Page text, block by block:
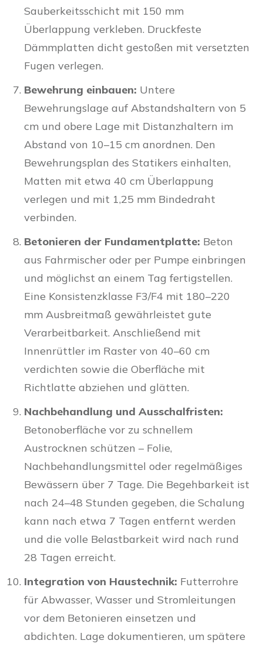
Sauberkeitsschicht mit 150 mm
Überlappung verkleben. Druckfeste
Dämmplatten dicht gestoßen mit versetzten
Fugen verlegen.
Bewehrung einbauen: Untere
Bewehrungslage auf Abstandshaltern von 5
cm und obere Lage mit Distanzhaltern im
Abstand von 10–15 cm anordnen. Den
Bewehrungsplan des Statikers einhalten,
Matten mit etwa 40 cm Überlappung
verlegen und mit 1,25 mm Bindedraht
verbinden.
Betonieren der Fundamentplatte: Beton
aus Fahrmischer oder per Pumpe einbringen
und möglichst an einem Tag fertigstellen.
Eine Konsistenzklasse F3/F4 mit 180–220
mm Ausbreitmaß gewährleistet gute
Verarbeitbarkeit. Anschließend mit
Innenrüttler im Raster von 40–60 cm
verdichten sowie die Oberfläche mit
Richtlatte abziehen und glätten.
Nachbehandlung und Ausschalfristen:
Betonoberfläche vor zu schnellem
Austrocknen schützen – Folie,
Nachbehandlungsmittel oder regelmäßiges
Bewässern über 7 Tage. Die Begehbarkeit ist
nach 24–48 Stunden gegeben, die Schalung
kann nach etwa 7 Tagen entfernt werden
und die volle Belastbarkeit wird nach rund
28 Tagen erreicht.
Integration von Haustechnik: Futterrohre
für Abwasser, Wasser und Stromleitungen
vor dem Betonieren einsetzen und
abdichten. Lage dokumentieren, um spätere